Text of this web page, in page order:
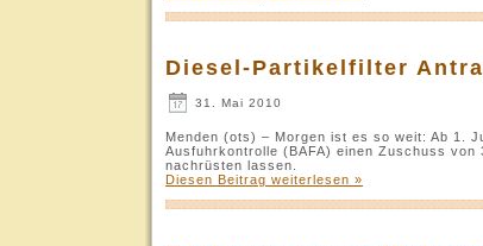
Diesel-Partikelfilter
31. Mai 2010
Menden (ots) – Morgen ist es so weit: Ab 1.
Ausfuhrkontrolle (BAFA) einen Zuschuss
nachrüsten lassen.
Diesen Beitrag weiterlesen »